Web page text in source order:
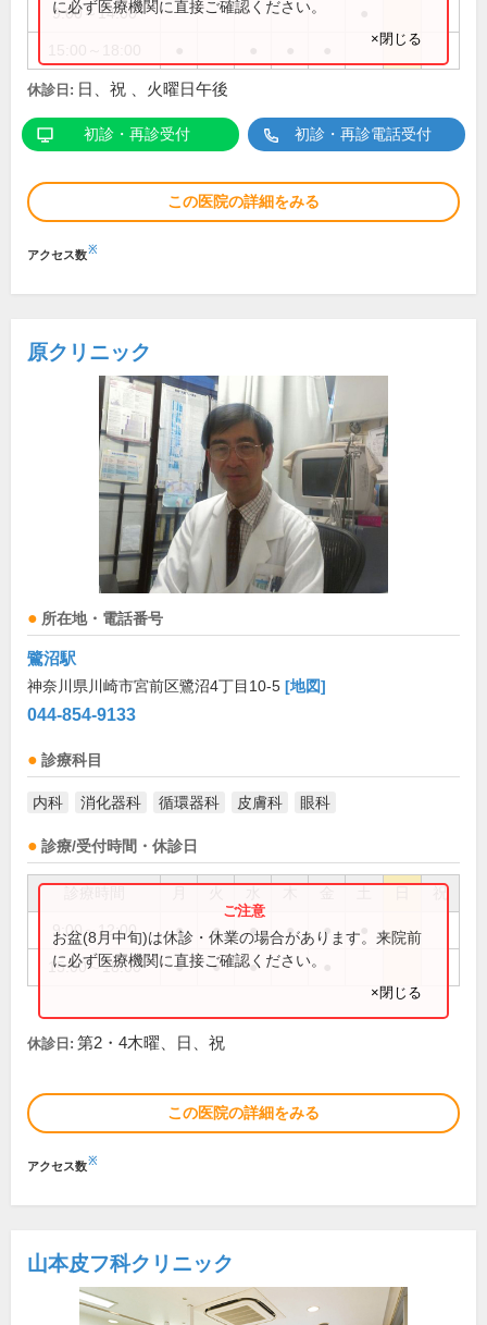
9:00～14:00
に必ず医療機関に直接ご確認ください。
×閉じる
休診日: 日、祝 、火曜日午後
初診・再診受付 初診・再診電話受付
この医院の詳細をみる
アクセス数※
原クリニック
所在地・電話番号
鷺沼駅
神奈川県川崎市宮前区鷺沼4丁目10-5 [地図]
044-854-9133
診療科目
内科 消化器科 循環器科 皮膚科 眼科
診療/受付時間・休診日
祝
9:00～12:00 ● ● ● ● ●
15:00～18:00 ● ● ●
お盆(8月中旬)は休診・休業の場合があります。来院前
に必ず医療機関に直接ご確認ください。
×閉じる
休診日: 第2・4木曜、日、祝
この医院の詳細をみる
アクセス数※
山本皮フ科クリニック